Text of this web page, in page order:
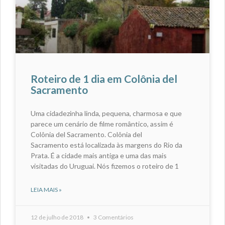
Roteiro de 1 dia em Colônia del
Sacramento
Uma cidadezinha linda, pequena, charmosa e que
parece um cenário de filme romântico, assim é
Colônia del Sacramento. Colônia del
Sacramento está localizada às margens do Rio da
Prata. É a cidade mais antiga e uma das mais
visitadas do Uruguai. Nós fizemos o roteiro de 1
LEIA MAIS »
12 de julho de 2018 3 Comentários